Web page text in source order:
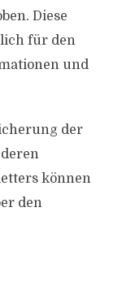
Diese
für den
und
der
können
den